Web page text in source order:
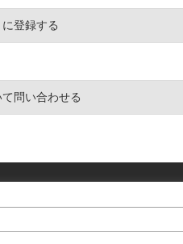
登録する
問い合わせる